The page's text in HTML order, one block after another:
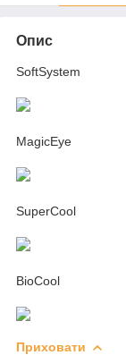
Опис
SoftSystem
MagicEye
SuperCool
BioCool
Приховати